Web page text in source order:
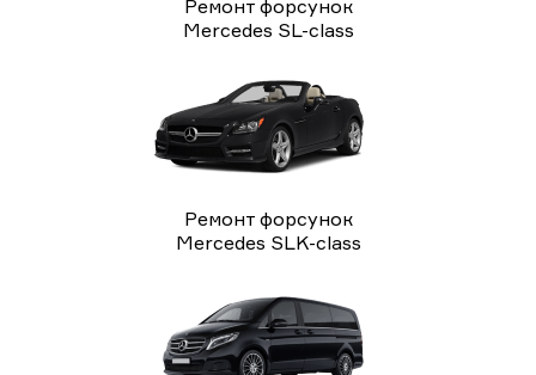
Ремонт форсунок
Mercedes SL-class
Ремонт форсунок
Mercedes SLK-class